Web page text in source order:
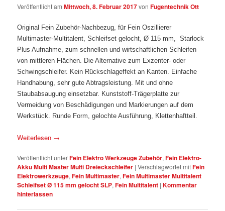
Veröffentlicht amMittwoch, 8. Februar 2017vonFugentechnik Ott
Original Fein Zubehör-Nachbezug, für Fein Oszillierer
Multimaster-Multitalent, Schleifset gelocht, Ø 115 mm, Starlock
Plus Aufnahme, zum schnellen und wirtschaftlichen Schleifen
von mittleren Flächen. Die Alternative zum Exzenter- oder
Schwingschleifer. Kein Rückschlageffekt an Kanten. Einfache
Handhabung, sehr gute Abtragsleistung. Mit und ohne
Staubabsaugung einsetzbar. Kunststoff-Trägerplatte zur
Vermeidung von Beschädigungen und Markierungen auf dem
Werkstück. Runde Form, gelochte Ausführung, Klettenhaftteil.
Weiterlesen →
Veröffentlicht unterFein Elektro Werkzeuge Zubehör,Fein Elektro-
Akku Multi Master Multi Dreieckschleifer |Verschlagwortet mitFein
Elektrowerkzeuge,Fein Multimaster,Fein Multimaster Multitalent
Schleifset Ø 115 mm gelocht SLP,Fein Multitalent |Kommentar
hinterlassen